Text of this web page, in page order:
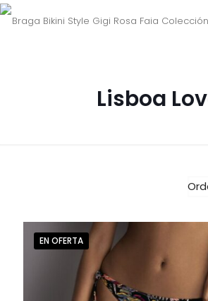
Lisboa
EN OFERTA